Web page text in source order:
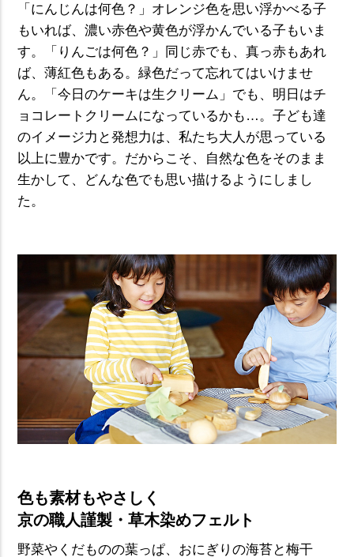
「にんじんは何色？」オレンジ色を思い浮かべる子
もいれば、濃い赤色や黄色が浮かんでいる子もいま
す。「りんごは何色？」同じ赤でも、真っ赤もあれ
ば、薄紅色もある。緑色だって忘れてはいけませ
ん。「今日のケーキは生クリーム」でも、明日はチ
ョコレートクリームになっているかも…。子ども達
のイメージ力と発想力は、私たち大人が思っている
以上に豊かです。だからこそ、自然な色をそのまま
生かして、どんな色でも思い描けるようにしまし
た。
色も素材もやさしく
京の職人謹製・草木染めフェルト
野菜やくだものの葉っぱ、おにぎりの海苔と梅干